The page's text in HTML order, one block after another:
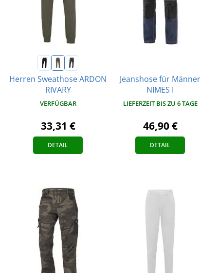
Herren Sweathose ARDON
RIVARY
VERFÜGBAR
33,31 €
DETAIL
Jeanshose für Männer
NIMES I
LIEFERZEIT BIS ZU 6 TAGE
46,90 €
DETAIL